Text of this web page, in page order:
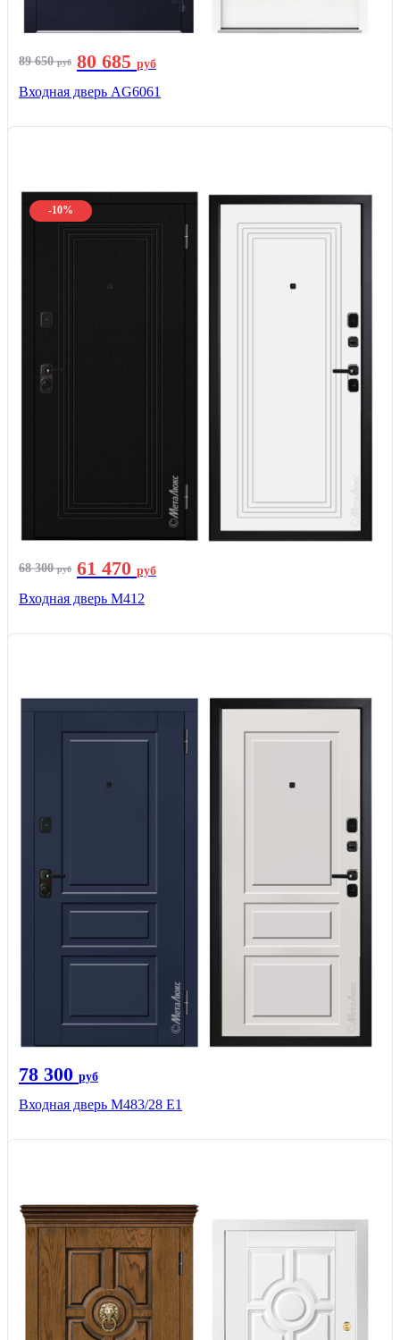
89 650руб 80 685 руб
Входная дверь AG6061
-10%
68 300руб 61 470 руб
Входная дверь М412
78 300 руб
Входная дверь М483/28 Е1